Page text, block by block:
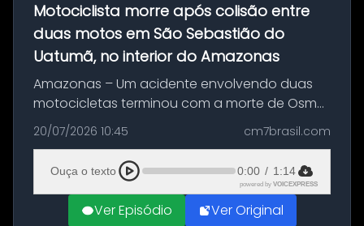
Motociclista morre após colisão entre
duas motos em São Sebastião do
Uatumã, no interior do Amazonas
Amazonas – Um acidente envolvendo duas
motocicletas terminou com a morte de Osmar
Figueiredo de Souza, de 38 anos, no município
de São Sebastião do Uatumã, no interior do
Amazonas. A colisão ocorreu n...
20/07/2026 10:45 cm7brasil.com
Ouça o texto 0:00 / 1:14
powered by VOICEXPRESS
Ver Episódio Ver Original